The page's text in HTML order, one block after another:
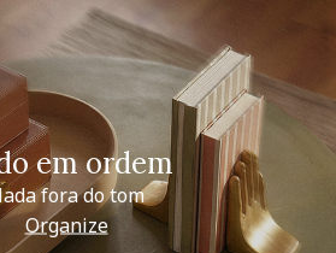
em ordem
fora do tom
Organize